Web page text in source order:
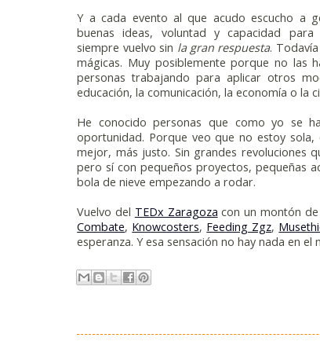
Y a cada evento al que acudo escucho a
buenas ideas, voluntad y capacidad para
siempre vuelvo sin la gran respuesta.
mágicas. Muy posiblemente porque no las
personas trabajando para aplicar otros
educación, la comunicación, la economía o la
He conocido personas que como yo se
oportunidad. Porque veo que no estoy
mejor, más justo. Sin grandes revoluciones
pero sí con pequeños proyectos, pequeñas
bola de nieve empezando a rodar.
Vuelvo del TEDx Zaragoza con un montón
Combate, Knowcosters, Feeding Zgz,
esperanza. Y esa sensación no hay nada en